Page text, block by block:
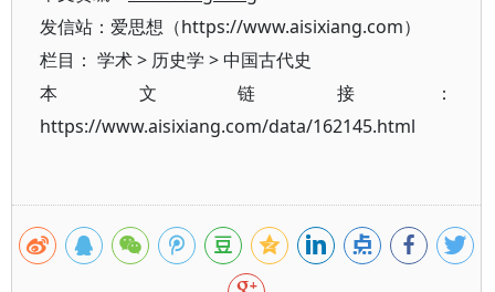
发信站：爱思想（https://www.aisixiang.com）
栏目： 学术> 历史学 >中国古代史
本文链接：
https://www.aisixiang.com/data/162145.html